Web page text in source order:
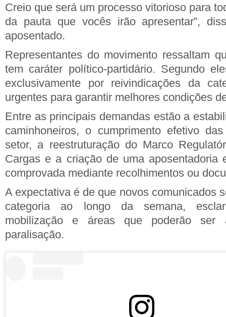
Creio que será um processo vitorioso para
da pauta que vocês irão apresentar”,
aposentado.
Representantes do movimento ressaltam
tem caráter político-partidário. Segundo
exclusivamente por reivindicações da
urgentes para garantir melhores condições
Entre as principais demandas estão a
caminhoneiros, o cumprimento efetivo
setor, a reestruturação do Marco
Cargas e a criação de uma aposentadoria
comprovada mediante recolhimentos ou
A expectativa é de que novos comunicados
categoria ao longo da semana,
mobilização e áreas que poderão ser
paralisação.